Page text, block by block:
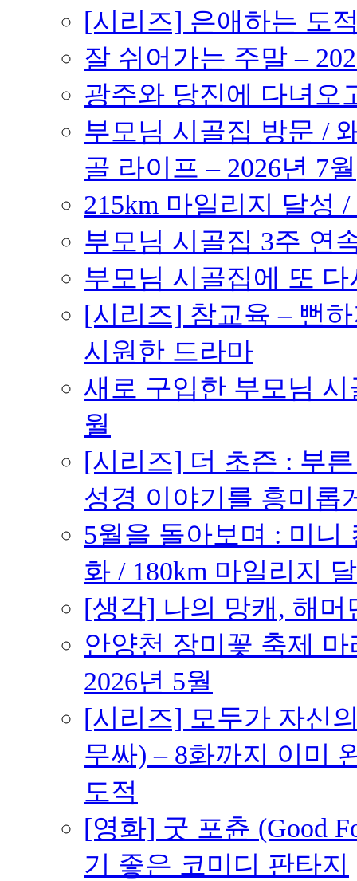
[시리즈] 은애하는 도
잘 쉬어가는 주말 –
광주와 당진에 다녀오
부모님 시골집 방문 /
골 라이프 – 2026년 7월
215km 마일리지 달성
부모님 시골집 3주 연
부모님 시골집에 또
[시리즈] 참교육 – 뻔
시원한 드라마
새로 구입한 부모님 시
월
[시리즈] 더 초즌 : 부른
성경 이야기를 흥미롭
5월을 돌아보며 : 미니
화 / 180km 마일리지
[생각] 나의 망캐, 해머
안양천 장미꽃 축제
2026년 5월
[시리즈] 모두가 자신
무싸) – 8화까지 이미
도적
[영화] 굿 포츈 (Good
기 좋은 코미디 판타지